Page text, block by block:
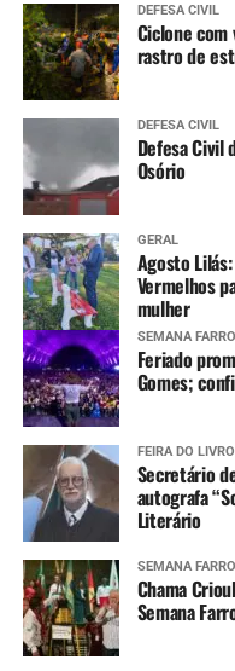
DEFESA CIVIL
Ciclone
rastro de
DEFESA CIVIL
Defesa Civil
Osório
GERAL
Agosto
Vermelhos
mulher
SEMANA
Feriado
Gomes;
FEIRA DO
Secretário
autografa
Literário
SEMANA
Chama
Semana